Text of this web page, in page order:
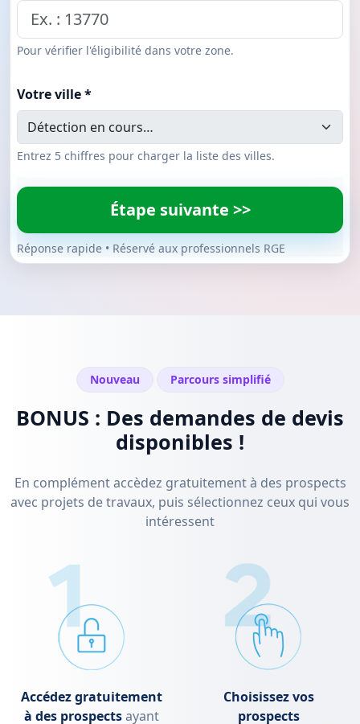
Pour vérifier l'éligibilité dans votre zone.
Votre ville *
Entrez 5 chiffres pour charger la liste des villes.
Étape suivante >>
Réponse rapide • Réservé aux professionnels RGE
Nouveau Parcours simplifié
BONUS : Des demandes de devis
disponibles !
En complément accèdez gratuitement à des prospects
avec projets de travaux, puis sélectionnez ceux qui vous
intéressent
Accédez gratuitement
à des prospectsayant
Choisissez vos
prospects